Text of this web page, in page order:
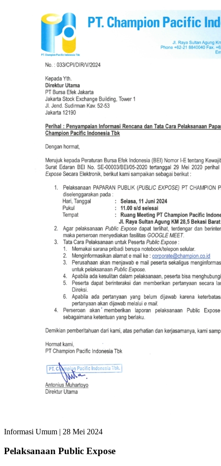
Informasi Umum | 28 Mei 2024
Pelaksanaan Public Expose